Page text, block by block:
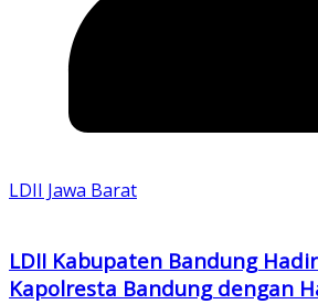
LDII Jawa Barat
LDII Kabupaten Bandung
Kapolresta Bandung dengan